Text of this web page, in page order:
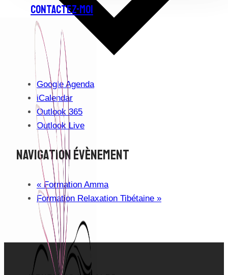
CONTACTEZ-MOI
Google Agenda
iCalendar
Outlook 365
Outlook Live
Navigation Évènement
« Formation Amma
Formation Relaxation Tibétaine »